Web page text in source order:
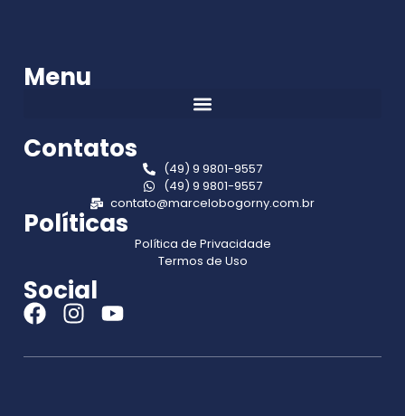
Menu
Contatos
(49) 9 9801-9557
(49) 9 9801-9557
contato@marcelobogorny.com.br
Políticas
Política de Privacidade
Termos de Uso
Social